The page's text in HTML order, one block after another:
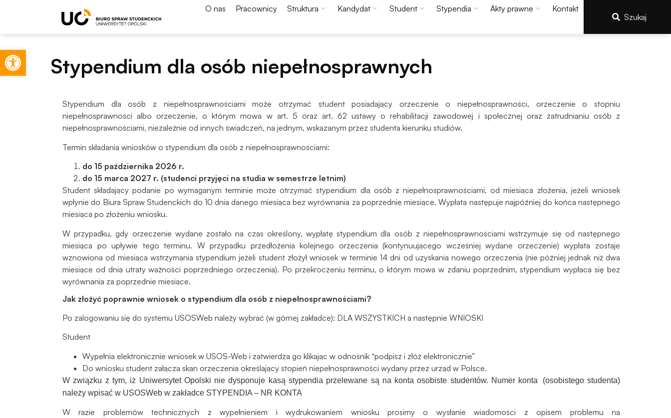
Otwórz pasek narzędzi
O nas Pracownicy Struktura Kandydat Student Stypendia Akty prawne
Kontakt
Szukaj
Stypendium dla osób niepełnosprawnych
Stypendium dla osób z niepełnosprawnościami może otrzymać student posiadający orzeczenie o niepełnosprawności, orzeczenie o stopniu
niepełnosprawności albo orzeczenie, o którym mowa w art. 5 oraz art. 62 ustawy o rehabilitacji zawodowej i społecznej oraz zatrudnianiu osób z
niepełnosprawnościami, niezależnie od innych świadczeń, na jednym, wskazanym przez studenta kierunku studiów.
Termin składania wniosków o stypendium dla osób z niepełnosprawnościami:
do 15 października 2026 r.
do 15 marca 2027 r. (studenci przyjęci na studia w semestrze letnim)
Student składający podanie po wymaganym terminie może otrzymać stypendium dla osób z niepełnosprawnościami, od miesiąca złożenia, jeżeli wniosek
wpłynie do Biura Spraw Studenckich do 10 dnia danego miesiąca bez wyrównania za poprzednie miesiące. Wypłata następuje najpóźniej do końca następnego
miesiąca po złożeniu wniosku.
W przypadku, gdy orzeczenie wydane zostało na czas określony, wypłatę stypendium dla osób z niepełnosprawnościami wstrzymuje się od następnego
miesiąca po upływie tego terminu. W przypadku przedłożenia kolejnego orzeczenia (kontynuującego wcześniej wydane orzeczenie) wypłata zostaje
wznowiona od miesiąca wstrzymania stypendium jeżeli student złożył wniosek w terminie 14 dni od uzyskania nowego orzeczenia (nie później jednak niż dwa
miesiące od dnia utraty ważności poprzedniego orzeczenia). Po przekroczeniu terminu, o którym mowa w zdaniu poprzednim, stypendium wypłaca się bez
wyrównania za poprzednie miesiące.
Jak złożyć poprawnie wniosek o stypendium dla osób z niepełnosprawnościami?
Po zalogowaniu się do systemu USOSWeb należy wybrać (w górnej zakładce): DLA WSZYSTKICH a następnie WNIOSKI
Student
Wypełnia elektronicznie wniosek w USOS-Web i zatwierdza go klikając w odnośnik “podpisz i złóż elektronicznie”
Do wniosku student załącza skan orzeczenia określający stopień niepełnosprawności wydany przez urząd w Polsce.
W związku z tym, iż Uniwersytet Opolski nie dysponuje kasą stypendia przelewane są na konta osobiste studentów. Numer konta (osobistego studenta)
należy wpisać w USOSWeb w zakładce STYPENDIA – NR KONTA
W razie problemów technicznych z wypełnieniem i wydrukowaniem wniosku prosimy o wysłanie wiadomości z opisem problemu na
nie są
opcjonalne. Są
funkcjonowania
strony
internetowej.
Statystyka
Abyśmy mogli
poprawić
internetowej,
na podstawie
tego, jak